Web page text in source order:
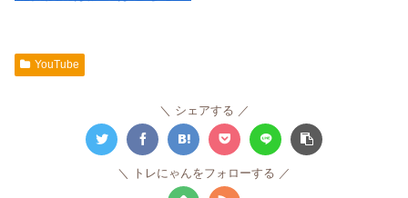
YouTube
シェアする
トレにゃんをフォローする